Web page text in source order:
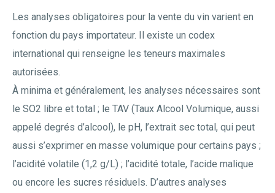
Les analyses obligatoires pour la vente du vin varient en
fonction du pays importateur. Il existe un codex
international qui renseigne les teneurs maximales
autorisées.
À minima et généralement, les analyses nécessaires sont
le SO2 libre et total ; le TAV (Taux Alcool Volumique, aussi
appelé degrés d’alcool), le pH, l’extrait sec total, qui peut
aussi s’exprimer en masse volumique pour certains pays ;
l’acidité volatile (1,2 g/L) ; l’acidité totale, l’acide malique
ou encore les sucres résiduels. D’autres analyses